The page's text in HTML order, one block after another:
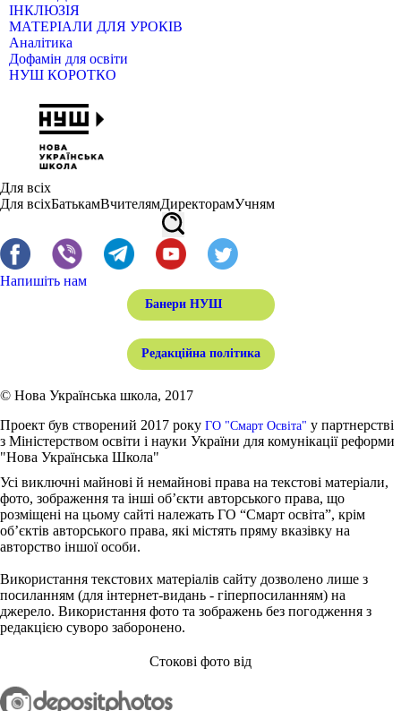
ІНКЛЮЗІЯ
МАТЕРІАЛИ ДЛЯ УРОКІВ
Аналітика
Дофамін для освіти
НУШ КОРОТКО
Для всіх
Для всіхБатькамВчителямДиректорамУчням
Напишіть нам
Банери НУШ
Редакційна політика
© Нова Українська школа, 2017
Проект був створений 2017 року ГО "Смарт Освіта" у партнерстві
з Міністерством освіти і науки України для комунікації реформи
"Нова Українська Школа"
Усі виключні майнові й немайнові права на текстові матеріали,
фото, зображення та інші об’єкти авторського права, що
розміщені на цьому сайті належать ГО “Смарт освіта”, крім
об’єктів авторського права, які містять пряму вказівку на
авторство іншої особи.
Використання текстових матеріалів сайту дозволено лише з
посиланням (для інтернет-видань - гіперпосиланням) на
джерело. Використання фото та зображень без погодження з
редакцією суворо заборонено.
Стокові фото від